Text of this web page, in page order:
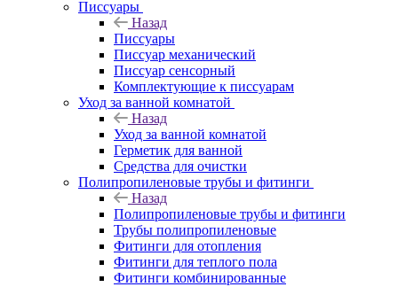
Писсуары
Назад
Писсуары
Писсуар механический
Писсуар сенсорный
Комплектующие к писсуарам
Уход за ванной комнатой
Назад
Уход за ванной комнатой
Герметик для ванной
Средства для очистки
Полипропиленовые трубы и фитинги
Назад
Полипропиленовые трубы и фитинги
Трубы полипропиленовые
Фитинги для отопления
Фитинги для теплого пола
Фитинги комбинированные